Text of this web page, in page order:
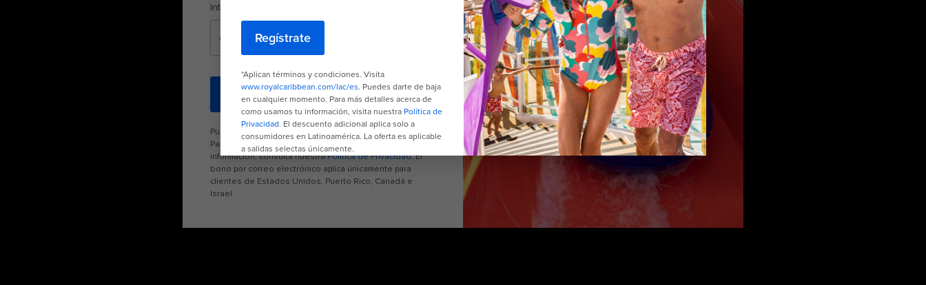
Introduce tu correo electrónico
Regístrate
Puedes cancelar tu suscripción en cualquier momento.
Para obtener más información sobre cómo utilizamos tu
información, consulta nuestraPolítica de Privacidad. El
bono por correo electrónico aplica únicamente para
clientes de Estados Unidos, Puerto Rico, Canadá e
Israel.